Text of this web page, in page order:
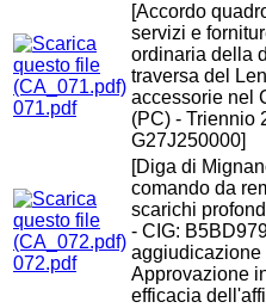
071.pdf
[Accordo
servizi e
ordinaria della
traversa del
accessorie nel
(PC) - Triennio
G27J250000]
072.pdf
[Diga di
comando da
scarichi
- CIG:
aggiudicazione
Approvazione
efficacia